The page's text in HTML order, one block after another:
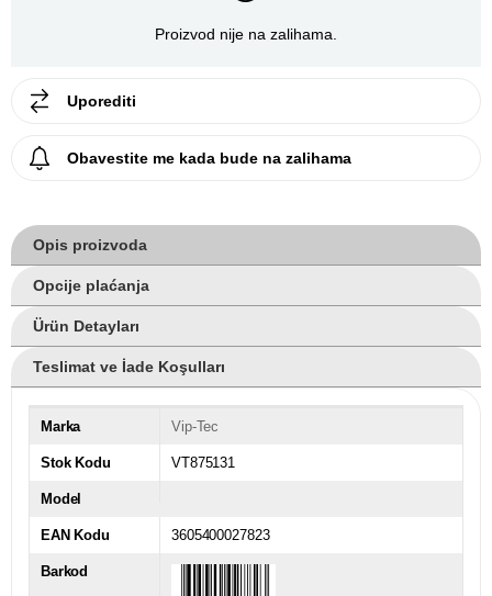
Proizvod nije na zalihama.
Uporediti
Obavestite me kada bude na zalihama
Opis proizvoda
Opcije plaćanja
Ürün Detayları
Teslimat ve İade Koşulları
Marka Vip-Tec
Stok Kodu VT875131
Model
EAN Kodu 3605400027823
Barkod